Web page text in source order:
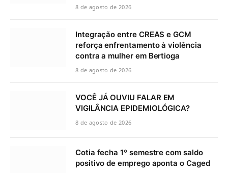
8 de agosto de 2026
Integração entre CREAS e GCM
reforça enfrentamento à violência
contra a mulher em Bertioga
8 de agosto de 2026
VOCÊ JÁ OUVIU FALAR EM
VIGILÂNCIA EPIDEMIOLÓGICA?
8 de agosto de 2026
Cotia fecha 1º semestre com saldo
positivo de emprego aponta o Caged